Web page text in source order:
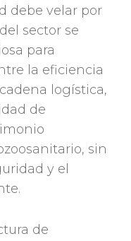
debe velar por
sector se
para
la eficiencia
logística,
de
sin
y el
de